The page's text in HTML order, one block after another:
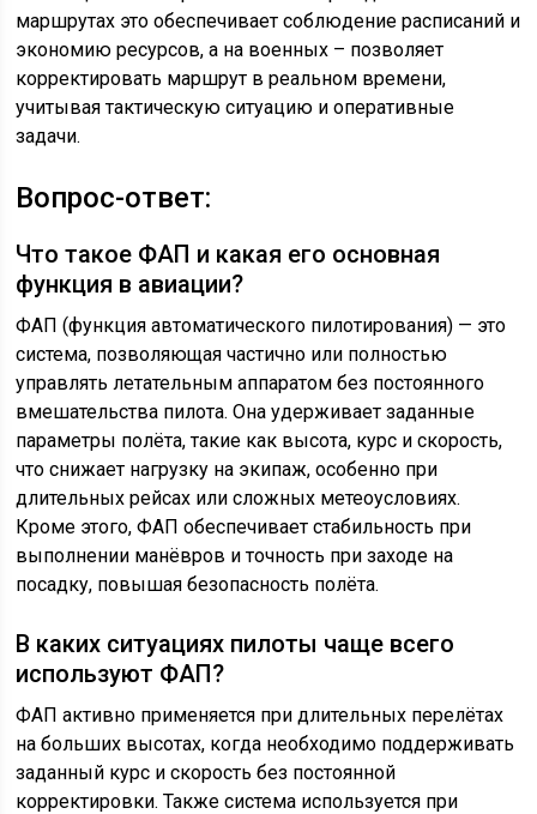
маршрутах это обеспечивает соблюдение расписаний и
экономию ресурсов, а на военных – позволяет
корректировать маршрут в реальном времени,
учитывая тактическую ситуацию и оперативные
задачи.
Вопрос-ответ:
Что такое ФАП и какая его основная
функция в авиации?
ФАП (функция автоматического пилотирования) — это
система, позволяющая частично или полностью
управлять летательным аппаратом без постоянного
вмешательства пилота. Она удерживает заданные
параметры полёта, такие как высота, курс и скорость,
что снижает нагрузку на экипаж, особенно при
длительных рейсах или сложных метеоусловиях.
Кроме этого, ФАП обеспечивает стабильность при
выполнении манёвров и точность при заходе на
посадку, повышая безопасность полёта.
В каких ситуациях пилоты чаще всего
используют ФАП?
ФАП активно применяется при длительных перелётах
на больших высотах, когда необходимо поддерживать
заданный курс и скорость без постоянной
корректировки. Также система используется при